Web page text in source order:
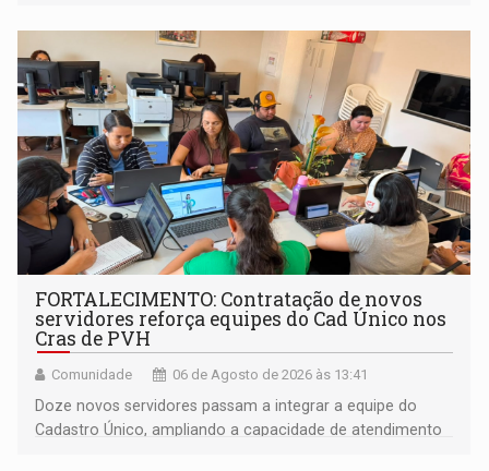
FORTALECIMENTO: Contratação de novos
servidores reforça equipes do Cad Único nos
Cras de PVH
Comunidade 06 de Agosto de 2026 às 13:41
Doze novos servidores passam a integrar a equipe do
Cadastro Único, ampliando a capacidade de atendimento